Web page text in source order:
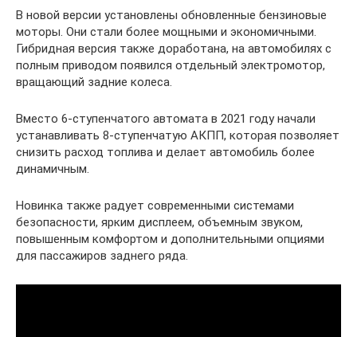
В новой версии установлены обновленные бензиновые
моторы. Они стали более мощными и экономичными.
Гибридная версия также доработана, на автомобилях с
полным приводом появился отдельный электромотор,
вращающий задние колеса.
Вместо 6-ступенчатого автомата в 2021 году начали
устанавливать 8-ступенчатую АКПП, которая позволяет
снизить расход топлива и делает автомобиль более
динамичным.
Новинка также радует современными системами
безопасности, ярким дисплеем, объемным звуком,
повышенным комфортом и дополнительными опциями
для пассажиров заднего ряда.